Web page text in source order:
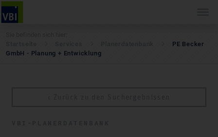
PE Becker
GmbH - Planung + Entwicklung